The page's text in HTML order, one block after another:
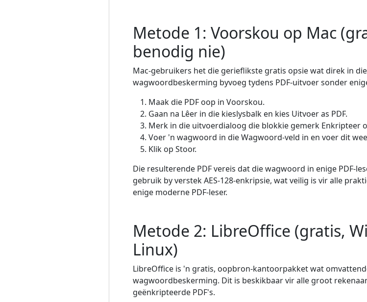
Metode 1: Voorskou op Mac
benodig nie)
Mac-gebruikers het die gerieflikste gratis opsie wat direk in
wagwoordbeskerming byvoeg tydens PDF-uitvoer sonder
Maak die PDF oop in Voorskou.
Gaan na Lêer in die kieslysbalk en kies Uitvoer as PDF.
Merk in die uitvoerdialoog die blokkie gemerk Enkripteer
Voer 'n wagwoord in die Wagwoord-veld in en voer dit
Klik op Stoor.
Die resulterende PDF vereis dat die wagwoord in enige PDF-
gebruik by verstek AES-128-enkripsie, wat veilig is vir alle
enige moderne PDF-leser.
Metode 2: LibreOffice (gratis,
Linux)
LibreOffice is 'n gratis, oopbron-kantoorpakket wat
wagwoordbeskerming. Dit is beskikbaar vir alle groot
geënkripteerde PDF's.